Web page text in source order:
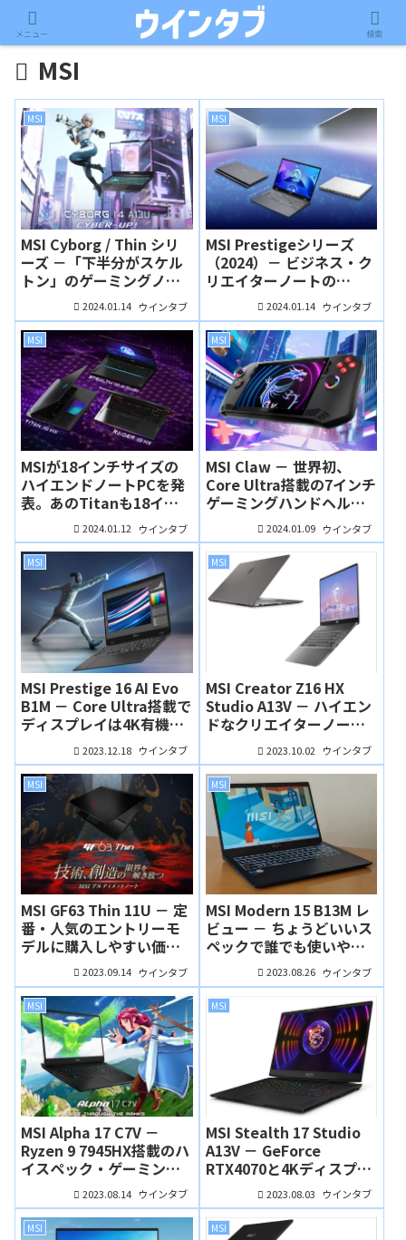
MSI
MSI
MSI Cyborg / Thin シリ
ーズ －「下半分がスケル
トン」のゲーミングノー
ト、Cyborgシリーズに14
インチモデルが登場！
2024.01.14 ウインタブ
MSI
MSI Prestigeシリーズ
（2024）－ ビジネス・ク
リエイターノートの
PrestigeシリーズもCore
Ultraを搭載、3サイズ展
開でGeForce搭載モデル
もあります
2024.01.14 ウインタブ
MSI
MSIが18インチサイズの
ハイエンドノートPCを発
表。あのTitanも18イン
チになり、第14世代Core
i9 HXを搭載します
2024.01.12 ウインタブ
MSI
MSI Claw － 世界初、
Core Ultra搭載の7インチ
ゲーミングハンドヘル
ド！期待するしかない！
2024.01.09 ウインタブ
MSI
MSI Prestige 16 AI Evo
B1M － Core Ultra搭載で
ディスプレイは4K有機
EL、16インチで重さ1.59
kgのビジネス・クリエイ
ターノート
2023.12.18 ウインタブ
MSI
MSI Creator Z16 HX
Studio A13V － ハイエン
ドなクリエイターノート
ですが、すごくお買い得
な価格になっています
2023.10.02 ウインタブ
MSI
MSI GF63 Thin 11U － 定
番・人気のエントリーモ
デルに購入しやすい価格
のバリエーションモデル
が追加されました！はじ
めてのゲーミングノート
PCにおすすめ
2023.09.14 ウインタブ
MSI
MSI Modern 15 B13M レ
ビュー － ちょうどいいス
ペックで誰でも使いやす
い15.6インチスタンダー
ドノート 2023.08.26 ウインタブ
MSI
MSI Alpha 17 C7V －
Ryzen 9 7945HX搭載のハ
イスペック・ゲーミング
2023.08.14 ウインタブ
MSI
MSI Stealth 17 Studio
A13V － GeForce
RTX4070と4Kディスプレ
イを搭載するフラッグシ
ップ・クリエイティブゲ
ーミングノート
2023.08.03 ウインタブ
MSI MSI
メニュー 検索